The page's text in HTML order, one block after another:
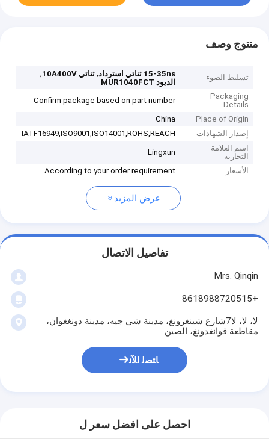
منتوج وصف
تسليط الضوء 15-35ns ثنائي استرداد ,ثنائي 10A400V
,
الديود MUR1040FCT
Packaging
Details
Confirm package based on part number
Place of Origin
China
إصدار الشهادات
IATF16949,ISO9001,ISO14001,ROHS,REACH
اسم العلامة
التجارية
Lingxun
الأسعار According to your order requirement
عرض المزيد
تفاصيل الاتصال
Mrs. Qinqin
+8618988720515
لا، لا، لا7شارع شينغرونغ، مدينة شي جيه، مدينة دونغغوان،
مقاطعة قوانغدونغ، الصين
ﺎﺘﺼﻟ ﺍﻶﻧ
احصل على افضل سعر ل